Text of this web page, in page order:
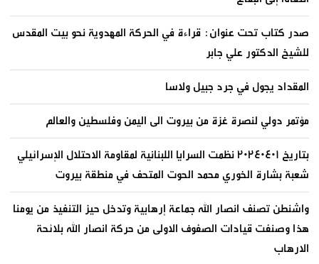
صدر كتاب تحت عنوان: قراءة في الحركة المهدوية نحو بيت المقدس
للشيخ الدكتور علي جابر
المقداد يجول في جرد جبيل ولاسا
مؤتمر دولي لنصرة غزة من بيروت الى اليمن وفلسطين والعالم
بتاريخ ٢٠٢٤٠٤٠١ نظمت السرايا اللبنانية لمقاومة الاحتلال الإسرائيلي
شعبة بشارة الخوري محمد الحوت المتحف في منطقة بيروت
واشنطن تصنف انصار الله جماعة إرهابية وتدخل حيز التنفيذ من يومنا
هذا وصنفت قيادات الصفوف الاولى من حركة انصار الله بلائحة
الارهاب